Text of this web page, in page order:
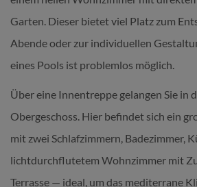
Garten. Dieser bietet viel Platz zum
Abende oder zur individuellen
eines Pools ist problemlos möglich.
Über eine Innentreppe gelangen Sie in
Obergeschoss. Hier befindet sich ein
mit zwei Schlafzimmern, Badezimmer,
lichtdurchflutetem Wohnzimmer mit
Terrasse — ideal, um das mediterrane